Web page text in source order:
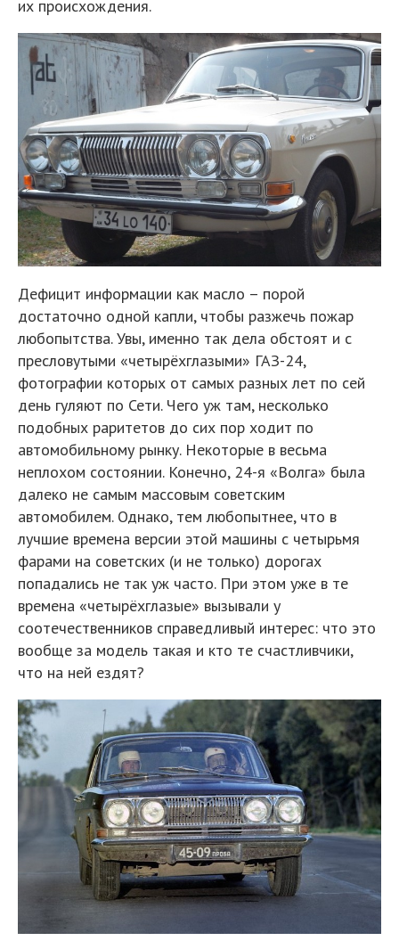
их происхождения.
Дефицит информации как масло – порой
достаточно одной капли, чтобы разжечь пожар
любопытства. Увы, именно так дела обстоят и с
пресловутыми «четырёхглазыми» ГАЗ-24,
фотографии которых от самых разных лет по сей
день гуляют по Сети. Чего уж там, несколько
подобных раритетов до сих пор ходит по
автомобильному рынку. Некоторые в весьма
неплохом состоянии. Конечно, 24-я «Волга» была
далеко не самым массовым советским
автомобилем. Однако, тем любопытнее, что в
лучшие времена версии этой машины с четырьмя
фарами на советских (и не только) дорогах
попадались не так уж часто. При этом уже в те
времена «четырёхглазые» вызывали у
соотечественников справедливый интерес: что это
вообще за модель такая и кто те счастливчики,
что на ней ездят?